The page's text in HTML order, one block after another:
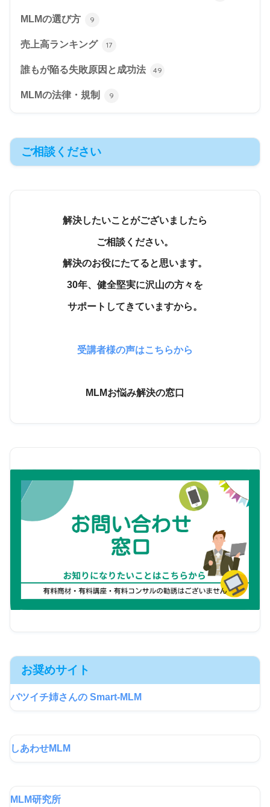
MLMの選び方 9
売上高ランキング 17
誰もが陥る失敗原因と成功法 49
MLMの法律・規制 9
ご相談ください
解決したいことがございましたら
ご相談ください。
解決のお役にたてると思います。
30年、健全堅実に沢山の方々を
サポートしてきていますから。
受講者様の声はこちらから
MLMお悩み解決の窓口
お奨めサイト
バツイチ姉さんの Smart-MLM
しあわせMLM
MLM研究所